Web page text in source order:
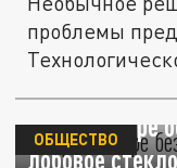
проблемы
В Краснодаре
лобовое
ОБЩЕСТВО